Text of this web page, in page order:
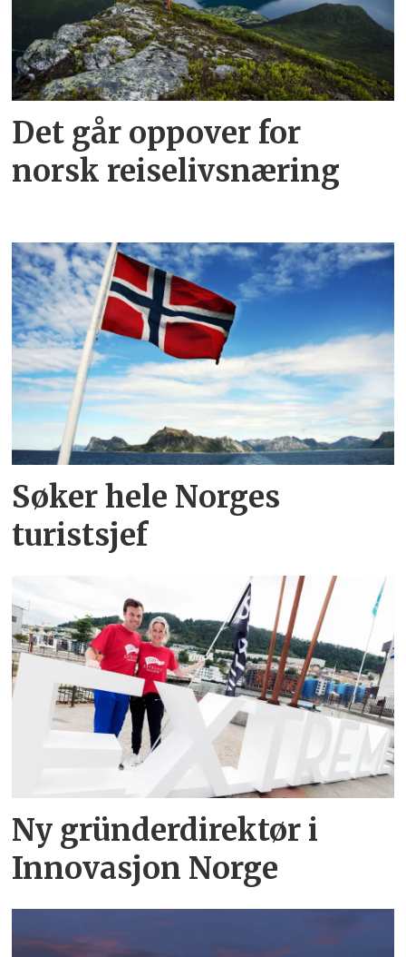
Det går oppover for
norsk reiselivsnæring
Søker hele Norges
turistsjef
Ny gründerdirektør i
Innovasjon Norge